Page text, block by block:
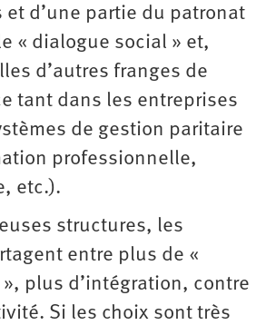
et d’une partie du patronat
« dialogue social » et,
d’autres franges de
tant dans les entreprises
de gestion paritaire
professionnelle,
etc.).
structures, les
entre plus de «
plus d’intégration, contre
Si les choix sont très